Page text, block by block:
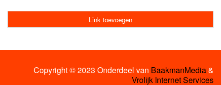
Link toevoegen
Copyright © 2023 Onderdeel van BaakmanMedia&
Vrolijk Internet Services